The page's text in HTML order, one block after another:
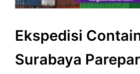
Ekspedisi
Surabaya